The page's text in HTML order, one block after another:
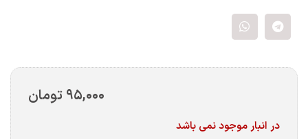
۹۵,۰۰۰ تومان
در انبار موجود نمی باشد